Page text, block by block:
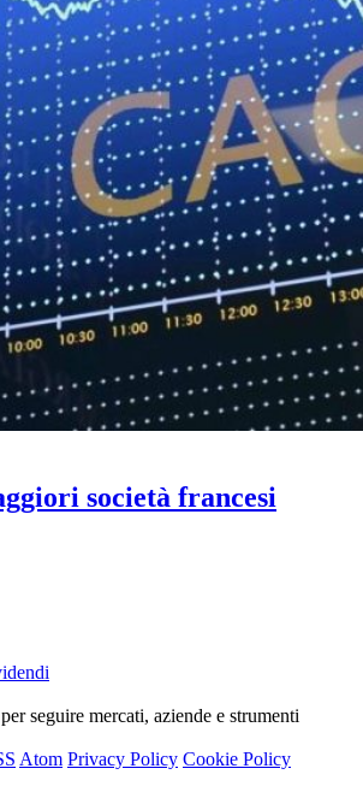
società francesi
seguire mercati, aziende e strumenti
Atom Privacy Policy Cookie Policy